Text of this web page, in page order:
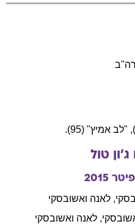
ג'ון טול
2015
, לאנה ואשובסקי
, לאנה ואשובסקי